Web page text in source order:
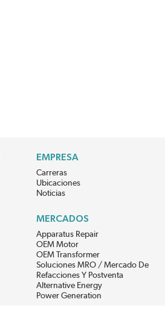
EMPRESA
Carreras
Ubicaciones
Noticias
MERCADOS
Apparatus Repair
OEM Motor
OEM Transformer
Soluciones MRO / Mercado De
Refacciones Y Postventa
Alternative Energy
Power Generation